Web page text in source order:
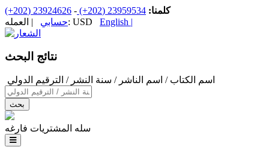
كلمنا: 23959534 (202+)
-
23924626 (202+)
حسابي| العمله: USD English |
نتائج البحث
‏اسم الكتاب / اسم الناشر / سنة النشر / الترقيم الدولي ‏
سله المشتريات فارغه